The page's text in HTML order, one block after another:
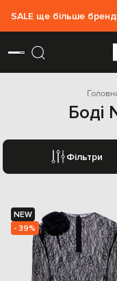
SALE ще більше
Боді
Фільтри
NEW
- 39%